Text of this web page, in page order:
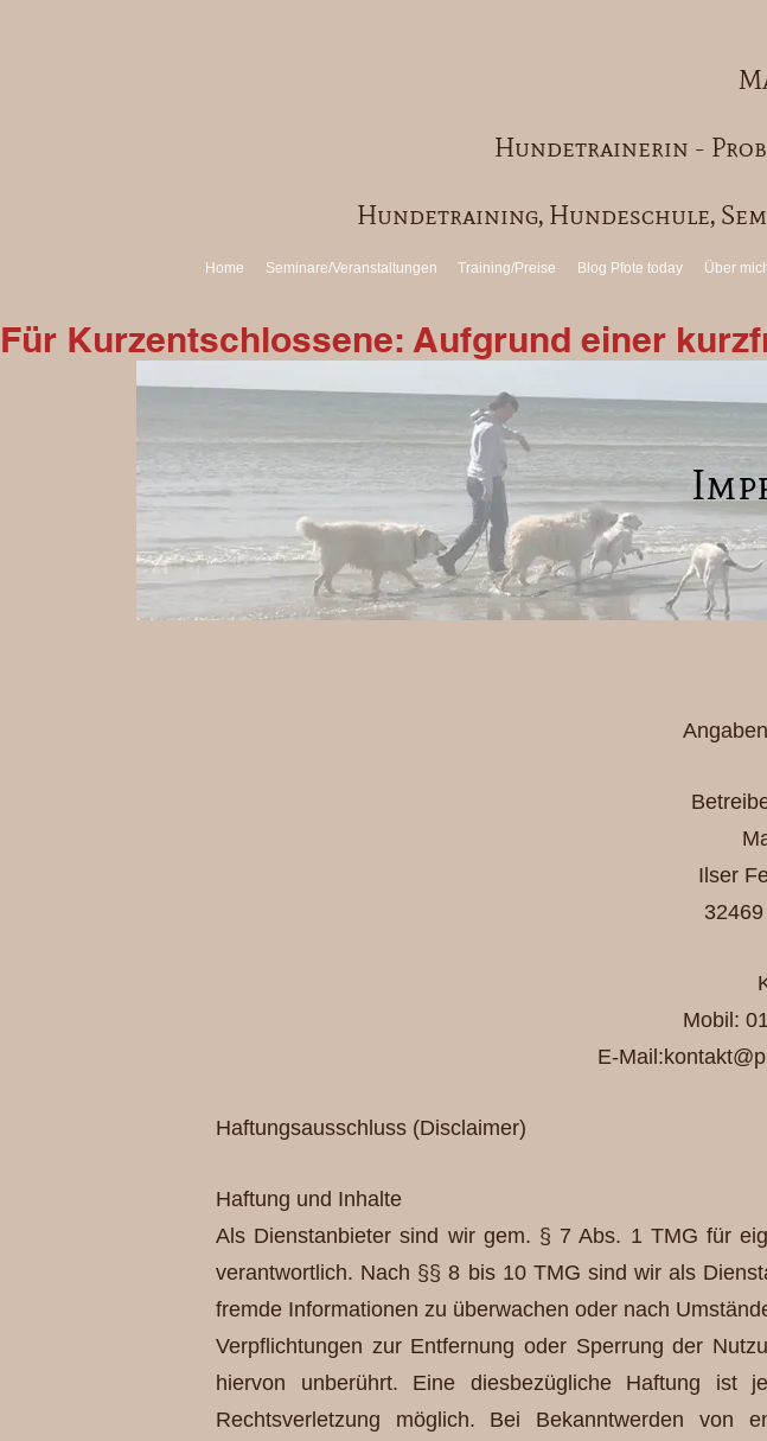
Hundetrainerin -
Hundetraining, Hundeschule,
Home Seminare/Veranstaltungen Training/Preise Blog Pfote today Über
Für Kurzentschlossene: Aufgrund einer
Ilser
Mobil:
E-Mail:kontakt
Haftungsausschluss (Disclaimer)
Haftung und Inhalte
Als Dienstanbieter sind wir gem. § 7 Abs. 1 TMG für
verantwortlich. Nach §§ 8 bis 10 TMG sind wir als
fremde Informationen zu überwachen oder nach
Verpflichtungen zur Entfernung oder Sperrung der
hiervon unberührt. Eine diesbezügliche Haftung
Rechtsverletzung möglich. Bei Bekanntwerden von